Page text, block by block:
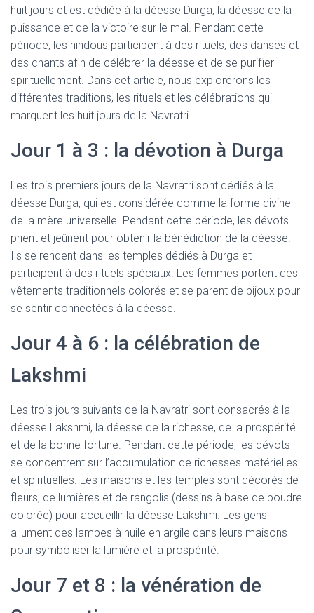
huit jours et est dédiée à la déesse Durga, la déesse de la
puissance et de la victoire sur le mal. Pendant cette
période, les hindous participent à des rituels, des danses et
des chants afin de célébrer la déesse et de se purifier
spirituellement. Dans cet article, nous explorerons les
différentes traditions, les rituels et les célébrations qui
marquent les huit jours de la Navratri.
Jour 1 à 3 : la dévotion à Durga
Les trois premiers jours de la Navratri sont dédiés à la
déesse Durga, qui est considérée comme la forme divine
de la mère universelle. Pendant cette période, les dévots
prient et jeûnent pour obtenir la bénédiction de la déesse.
Ils se rendent dans les temples dédiés à Durga et
participent à des rituels spéciaux. Les femmes portent des
vêtements traditionnels colorés et se parent de bijoux pour
se sentir connectées à la déesse.
Jour 4 à 6 : la célébration de
Lakshmi
Les trois jours suivants de la Navratri sont consacrés à la
déesse Lakshmi, la déesse de la richesse, de la prospérité
et de la bonne fortune. Pendant cette période, les dévots
se concentrent sur l’accumulation de richesses matérielles
et spirituelles. Les maisons et les temples sont décorés de
fleurs, de lumières et de rangolis (dessins à base de poudre
colorée) pour accueillir la déesse Lakshmi. Les gens
allument des lampes à huile en argile dans leurs maisons
pour symboliser la lumière et la prospérité.
Jour 7 et 8 : la vénération de